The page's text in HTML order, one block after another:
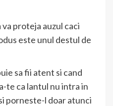
proteja auzul caci
este unul destul de
sa fii atent si cand
te ca lantul nu intra in
porneste-l doar atunci